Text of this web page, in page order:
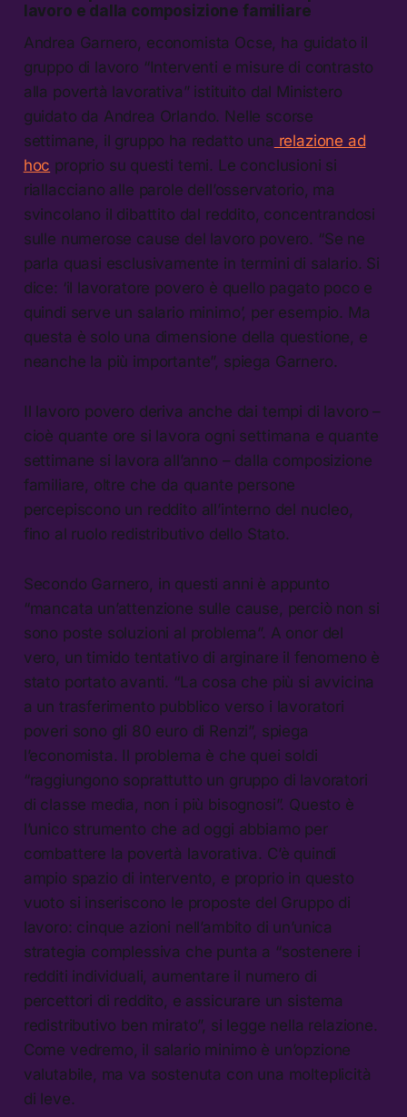
lavoro e dalla composizione familiare
Andrea Garnero, economista Ocse, ha guidato il
gruppo di lavoro “Interventi e misure di contrasto
alla povertà lavorativa” istituito dal Ministero
guidato da Andrea Orlando. Nelle scorse
settimane, il gruppo ha redatto una relazione ad
hoc proprio su questi temi. Le conclusioni si
riallacciano alle parole dell’osservatorio, ma
svincolano il dibattito dal reddito, concentrandosi
sulle numerose cause del lavoro povero. “Se ne
parla quasi esclusivamente in termini di salario. Si
dice: ‘il lavoratore povero è quello pagato poco e
quindi serve un salario minimo’, per esempio. Ma
questa è solo una dimensione della questione, e
neanche la più importante”, spiega Garnero.
Il lavoro povero deriva anche dai tempi di lavoro –
cioè quante ore si lavora ogni settimana e quante
settimane si lavora all’anno – dalla composizione
familiare, oltre che da quante persone
percepiscono un reddito all’interno del nucleo,
fino al ruolo redistributivo dello Stato.
Secondo Garnero, in questi anni è appunto
“mancata un’attenzione sulle cause, perciò non si
sono poste soluzioni al problema”. A onor del
vero, un timido tentativo di arginare il fenomeno è
stato portato avanti. “La cosa che più si avvicina
a un trasferimento pubblico verso i lavoratori
poveri sono gli 80 euro di Renzi”, spiega
l’economista. Il problema è che quei soldi
“raggiungono soprattutto un gruppo di lavoratori
di classe media, non i più bisognosi”. Questo è
l’unico strumento che ad oggi abbiamo per
combattere la povertà lavorativa. C’è quindi
ampio spazio di intervento, e proprio in questo
vuoto si inseriscono le proposte del Gruppo di
lavoro: cinque azioni nell’ambito di un’unica
strategia complessiva che punta a “sostenere i
redditi individuali, aumentare il numero di
percettori di reddito, e assicurare un sistema
redistributivo ben mirato”, si legge nella relazione.
Come vedremo, il salario minimo è un’opzione
valutabile, ma va sostenuta con una molteplicità
di leve.